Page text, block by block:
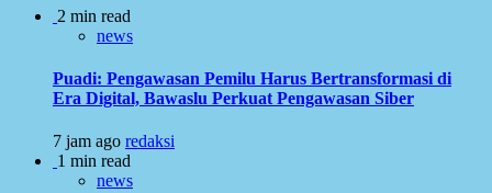
2 min read
news
Puadi: Pengawasan Pemilu Harus Bertransformasi di
Era Digital, Bawaslu Perkuat Pengawasan Siber
7 jam ago redaksi
1 min read
news